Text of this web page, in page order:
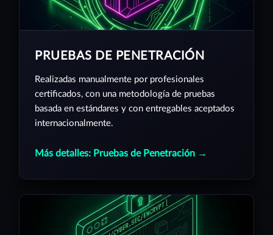
PRUEBAS DE PENETRACIÓN
Realizadas manualmente por profesionales
certificados, con una metodología de pruebas
basada en estándares y con entregables aceptados
internacionalmente.
Más detalles: Pruebas de Penetración →